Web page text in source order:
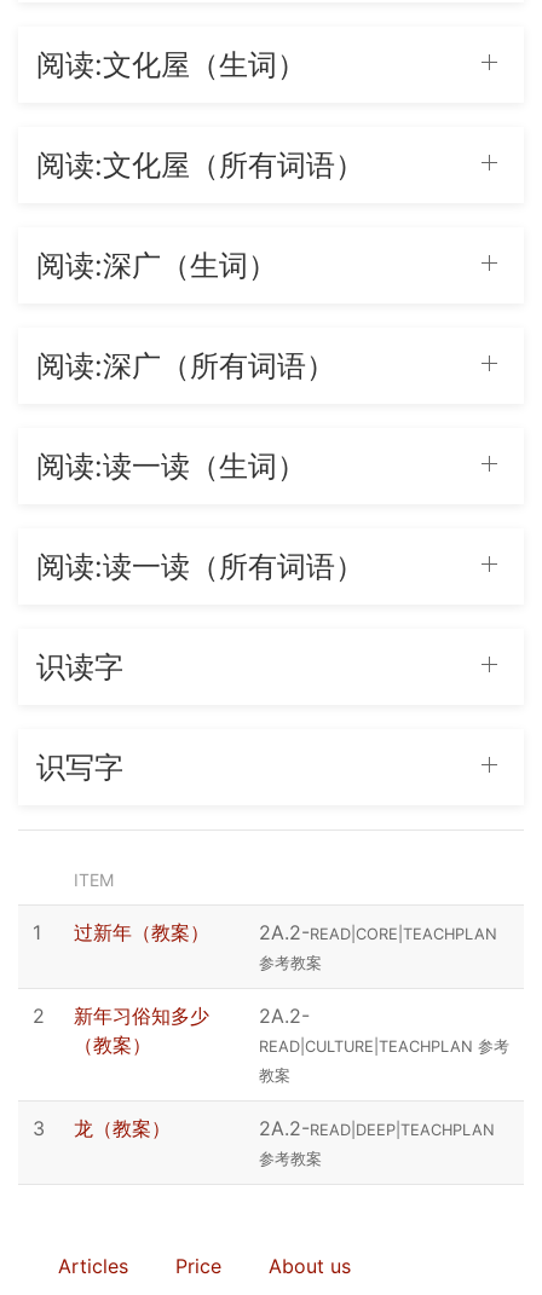
阅读:文化屋（生词）
阅读:文化屋（所有词语）
阅读:深广（生词）
阅读:深广（所有词语）
阅读:读一读（生词）
阅读:读一读（所有词语）
识读字
识写字
ITEM
1 过新年（教案） 2A.2-READ|CORE|TEACHPLAN
参考教案
2
新年习俗知多少
（教案）
2A.2-
READ|CULTURE|TEACHPLAN 参考
教案
3 龙（教案） 2A.2-READ|DEEP|TEACHPLAN
参考教案
Articles Price About us